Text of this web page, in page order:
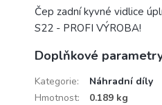
Čep zadní kyvné vidlice
S22 - PROFI VÝROBA!
Doplňkové
Kategorie:
Náhradní díly
Hmotnost:
0.189 kg